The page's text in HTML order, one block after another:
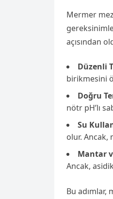
Mermer
açısından
Düzenli
birikmesini
Doğru
nötr pH’lı
Su
olur.
Mantar
Ancak,
Bu adımlar,